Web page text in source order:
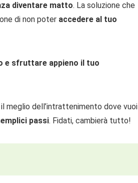
diventare matto. La soluzione che
di non poter accedere al tuo
e sfruttare appieno il tuo
meglio dell’intrattenimento dove vuoi
passi. Fidati, cambierà tutto!